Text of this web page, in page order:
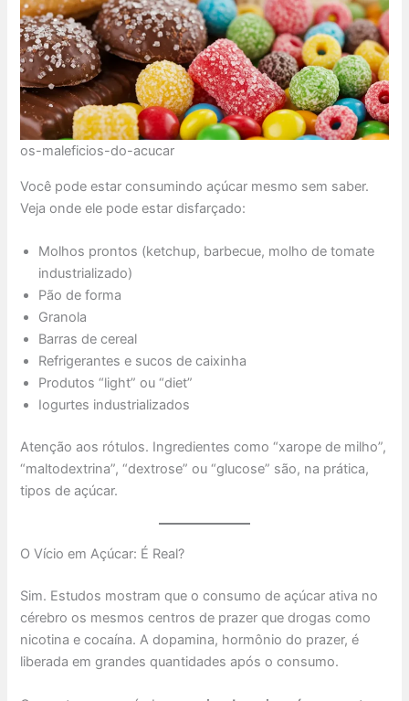
os-maleficios-do-acucar
Você pode estar consumindo açúcar mesmo sem saber.
Veja onde ele pode estar disfarçado:
Molhos prontos (ketchup, barbecue, molho de tomate
industrializado)
Pão de forma
Granola
Barras de cereal
Refrigerantes e sucos de caixinha
Produtos “light” ou “diet”
Iogurtes industrializados
Atenção aos rótulos. Ingredientes como “xarope de milho”,
“maltodextrina”, “dextrose” ou “glucose” são, na prática,
tipos de açúcar.
O Vício em Açúcar: É Real?
Sim. Estudos mostram que o consumo de açúcar ativa no
cérebro os mesmos centros de prazer que drogas como
nicotina e cocaína. A dopamina, hormônio do prazer, é
liberada em grandes quantidades após o consumo.